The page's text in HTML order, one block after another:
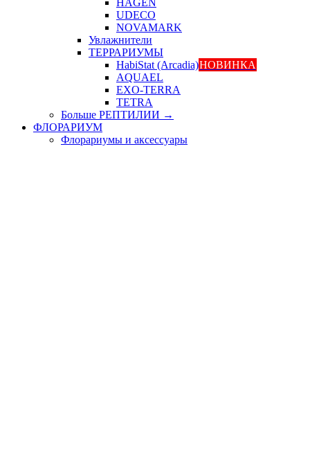
HAGEN
UDECO
NOVAMARK
Увлажнители
ТЕРРАРИУМЫ
HabiStat (Arcadia)НОВИНКА
AQUAEL
EXO-TERRA
TETRA
Больше РЕПТИЛИИ →
ФЛОРАРИУМ
Флорариумы и аксессуары